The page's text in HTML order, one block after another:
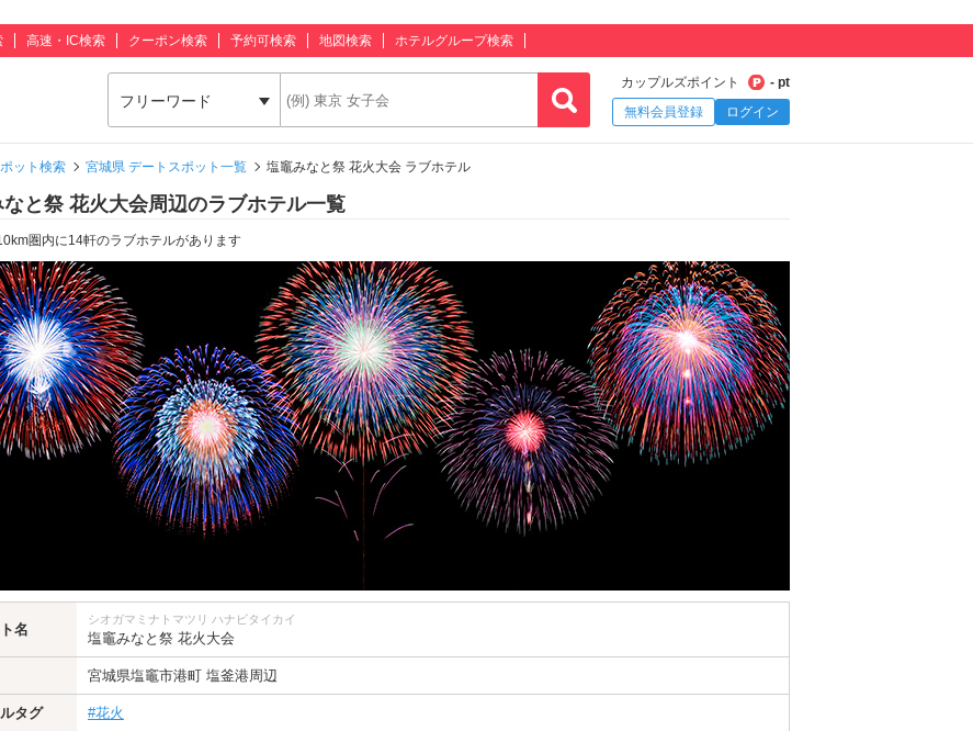
高速・IC検索 クーポン検索 予約可検索 地図検索 ホテルグループ検索
フリーワード
カップルズポイント
- pt
無料会員登録
ログイン
ット検索 宮城県 デートスポット一覧 塩竈みなと祭 花火大会 ラブホテル
と祭 花火大会周辺のラブホテル一覧
圏内に14軒のラブホテルがあります
名
シオガマミナトマツリ ハナビタイカイ
塩竈みなと祭 花火大会
宮城県塩竈市港町 塩釜港周辺
タグ #花火